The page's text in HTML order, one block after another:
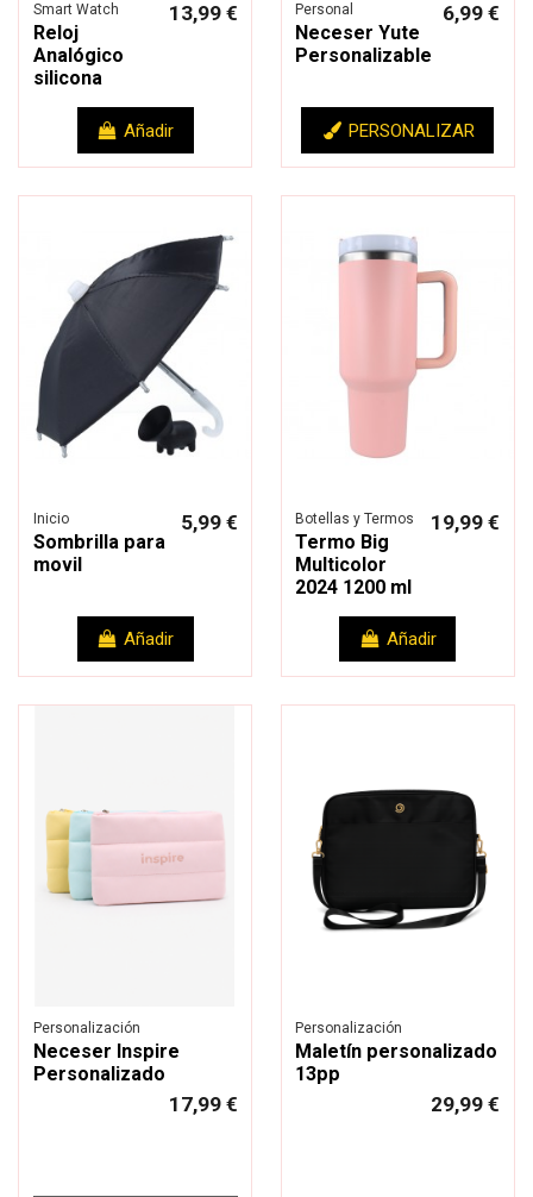
Smart Watch
Reloj
Analógico
silicona
13,99 €
Añadir
Personal
Neceser Yute
Personalizable
6,99 €
PERSONALIZAR
Inicio
Sombrilla para
movil
5,99 €
Añadir
Botellas y Termos
Termo Big
Multicolor
2024 1200 ml
19,99 €
Añadir
Personalización
Neceser Inspire
Personalizado
17,99 €
Personalización
Maletín personalizado
13pp
29,99 €